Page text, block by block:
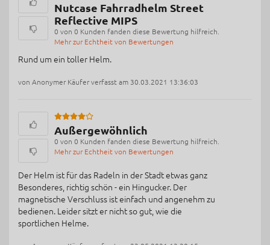
Nutcase Fahrradhelm Street
Reflective MIPS
0 von 0 Kunden fanden diese Bewertung hilfreich.
Mehr zur Echtheit von Bewertungen
Rund um ein toller Helm.
von Anonymer Käufer verfasst am 30.03.2021 13:36:03
Außergewöhnlich
0 von 0 Kunden fanden diese Bewertung hilfreich.
Mehr zur Echtheit von Bewertungen
Der Helm ist für das Radeln in der Stadt etwas ganz
Besonderes, richtig schön - ein Hingucker. Der
magnetische Verschluss ist einfach und angenehm zu
bedienen. Leider sitzt er nicht so gut, wie die
sportlichen Helme.